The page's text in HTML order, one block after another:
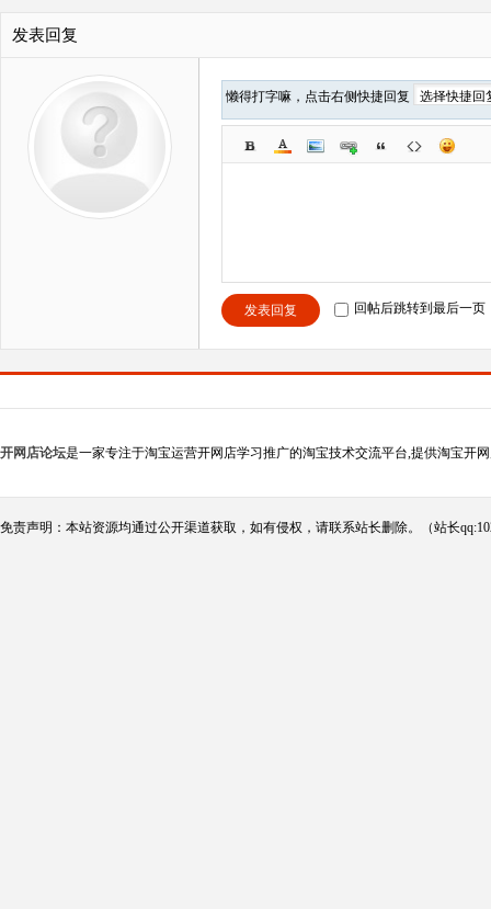
发表回复
懒得打字嘛，点击右侧快捷回复
发表回复 回帖后跳转到最后一页
开网店论坛是一家专注于淘宝运营开网店学习推广的淘宝技术交流平台,提供淘宝开
免责声明：本站资源均通过公开渠道获取，如有侵权，请联系站长删除。（站长